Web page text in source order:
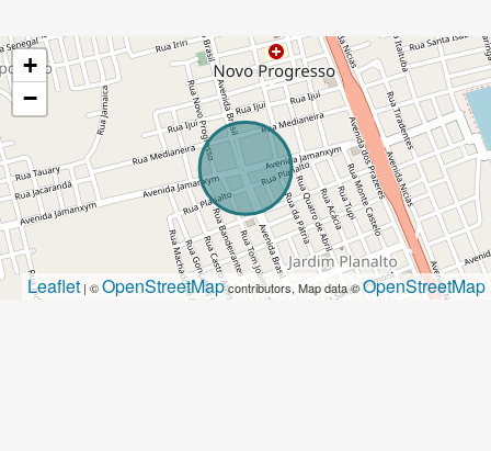
+
−
Leaflet | ©OpenStreetMapcontributors, Map data ©OpenStreetMap